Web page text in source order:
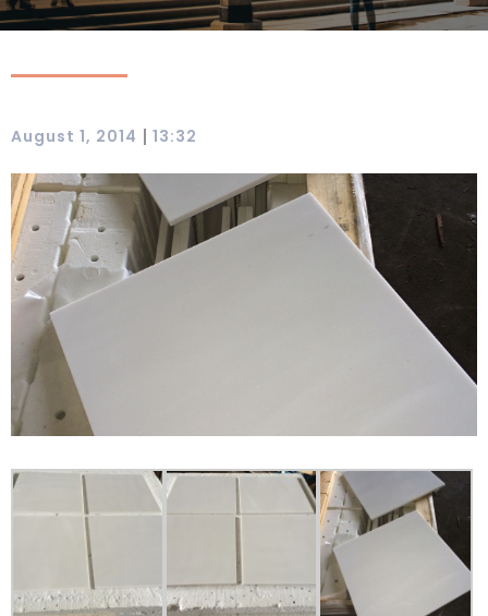
August 1, 2014 | 13:32